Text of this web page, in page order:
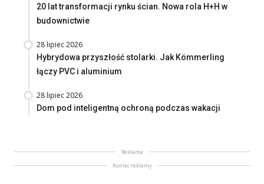
20 lat transformacji rynku ścian. Nowa rola H+H w
budownictwie
28 lipiec 2026
Hybrydowa przyszłość stolarki. Jak Kömmerling
łączy PVC i aluminium
28 lipiec 2026
Dom pod inteligentną ochroną podczas wakacji
Reklama
Koniec reklamy